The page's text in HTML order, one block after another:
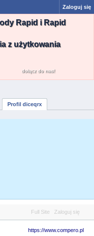
Zaloguj się
Rapid i Rapid
z użytkowania
dołącz do nas!
Profil diceqrx
Full Site Zaloguj się
https://www.compero.pl